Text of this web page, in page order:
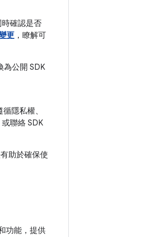
確認是否
更 ，瞭解可
為公開 SDK
隱私權、
聯絡 SDK
助於確保使
功能，提供